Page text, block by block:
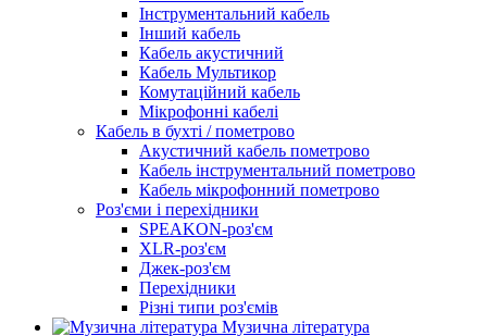
Інструментальний кабель
Інший кабель
Кабель акустичний
Кабель Мультикор
Комутаційний кабель
Мікрофонні кабелі
Кабель в бухті / пометрово
Акустичний кабель пометрово
Кабель інструментальний пометрово
Кабель мікрофонний пометрово
Роз'єми і перехідники
SPEAKON-роз'єм
XLR-роз'єм
Джек-роз'єм
Перехідники
Різні типи роз'ємів
Музична література